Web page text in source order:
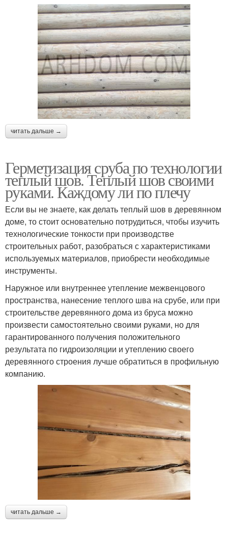
читать дальше →
Герметизация сруба по технологии
теплый шов. Теплый шов своими
руками. Каждому ли по плечу
Если вы не знаете, как делать теплый шов в деревянном
доме, то стоит основательно потрудиться, чтобы изучить
технологические тонкости при производстве
строительных работ, разобраться с характеристиками
используемых материалов, приобрести необходимые
инструменты.
Наружное или внутреннее утепление межвенцового
пространства, нанесение теплого шва на срубе, или при
строительстве деревянного дома из бруса можно
произвести самостоятельно своими руками, но для
гарантированного получения положительного
результата по гидроизоляции и утеплению своего
деревянного строения лучше обратиться в профильную
компанию.
читать дальше →